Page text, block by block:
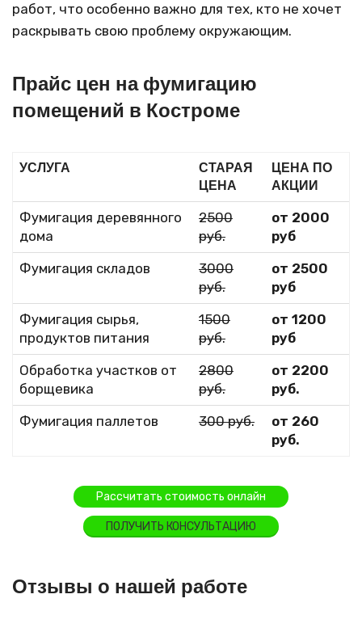
работ, что особенно важно для тех, кто не хочет
раскрывать свою проблему окружающим.
Прайс цен на фумигацию
помещений в Костроме
УСЛУГА
СТАРАЯ
ЦЕНА
ЦЕНА ПО
АКЦИИ
Фумигация деревянного
дома
2500
руб.
от 2000
руб
Фумигация складов
3000
руб.
от 2500
руб
Фумигация сырья,
продуктов питания
1500
руб.
от 1200
руб
Обработка участков от
борщевика
2800
руб.
от 2200
руб.
Фумигация паллетов
300 руб.
от 260
руб.
Рассчитать стоимость онлайн
ПОЛУЧИТЬ КОНСУЛЬТАЦИЮ
Отзывы о нашей работе